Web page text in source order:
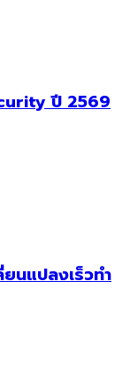
ปี 2569
นแปลงเร็วทำ